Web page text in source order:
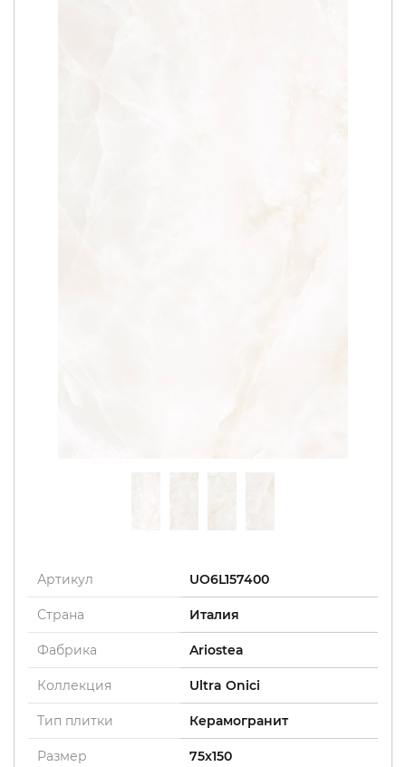
Артикул UO6L157400
Страна Италия
Фабрика Ariostea
Коллекция Ultra Onici
Тип плитки Керамогранит
Размер 75x150